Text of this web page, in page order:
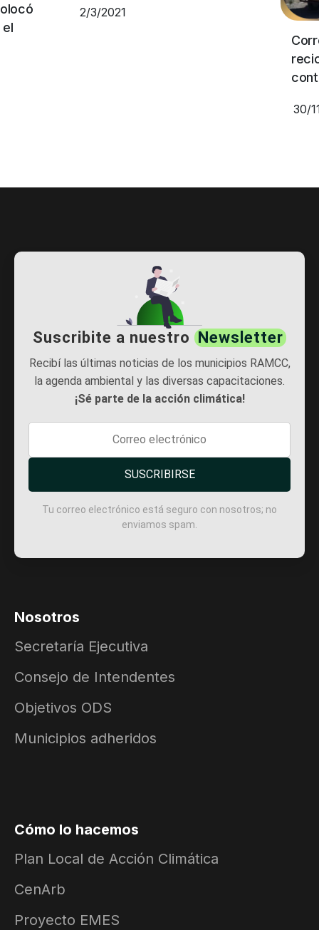
el
2/3/2021
30/
Suscribite a nuestro Newsletter
Recibí las últimas noticias de los municipios RAMCC,
la agenda ambiental y las diversas capacitaciones.
¡Sé parte de la acción climática!
SUSCRIBIRSE
Tu correo electrónico está seguro con nosotros; no
enviamos spam.
Nosotros
Secretaría Ejecutiva
Consejo de Intendentes
Objetivos ODS
Municipios adheridos
Cómo lo hacemos
Plan Local de Acción Climática
CenArb
Proyecto EMES